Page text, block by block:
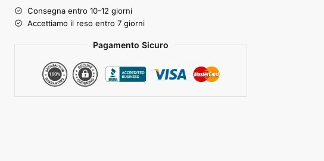
Consegna entro 10-12 giorni
Accettiamo il reso entro 7 giorni
Pagamento Sicuro